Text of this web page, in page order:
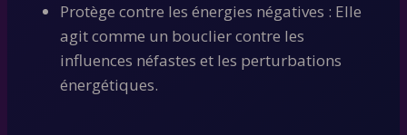
Protège contre les énergies négatives : Elle
agit comme un bouclier contre les
influences néfastes et les perturbations
énergétiques.